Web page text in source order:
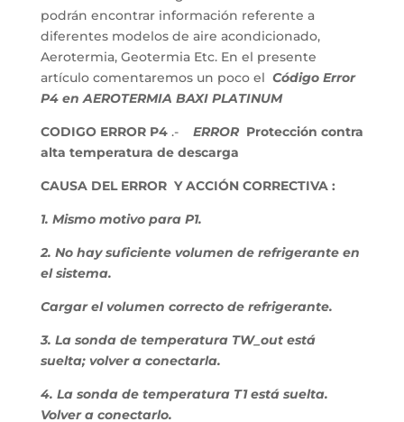
podrán encontrar información referente a
diferentes modelos de aire acondicionado,
Aerotermia, Geotermia Etc. En el presente
artículo comentaremos un poco el Código Error
P4 en AEROTERMIA BAXI PLATINUM
CODIGO ERROR P4.- ERRORProtección contra
alta temperatura de descarga
CAUSA DEL ERROR Y ACCIÓN CORRECTIVA :
1. Mismo motivo para P1.
2. No hay suficiente volumen de refrigerante en
el sistema.
Cargar el volumen correcto de refrigerante.
3. La sonda de temperatura TW_out está
suelta; volver a conectarla.
4. La sonda de temperatura T1 está suelta.
Volver a conectarlo.